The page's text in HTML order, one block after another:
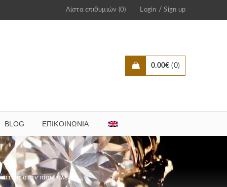
Λίστα επιθυμιών (0) Login /Sign up
0.00€ 0
BLOG ΕΠΙΚΟΙΝΩΝΊΑ
στην πίσω πλευρά.